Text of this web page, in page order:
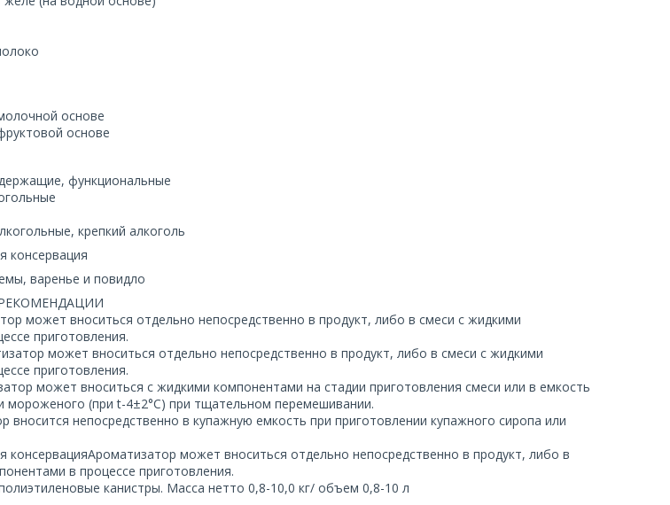
основе
основе
функциональные
крепкий алкоголь
консервация
варенье и повидло
может вноситься отдельно непосредственно в продукт, либо в смеси с жидкими
приготовления.
может вноситься отдельно непосредственно в продукт, либо в смеси с жидкими
приготовления.
может вноситься с жидкими компонентами на стадии приготовления смеси или в емкость
мороженого (при t-4±2°C) при тщательном перемешивании.
вносится непосредственно в купажную емкость при приготовлении купажного сиропа или
может вноситься отдельно непосредственно в продукт, либо в
в процессе приготовления.
канистры. Масса нетто 0,8-10,0 кг/ объем 0,8-10 л